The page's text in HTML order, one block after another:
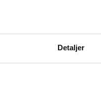
Detaljer